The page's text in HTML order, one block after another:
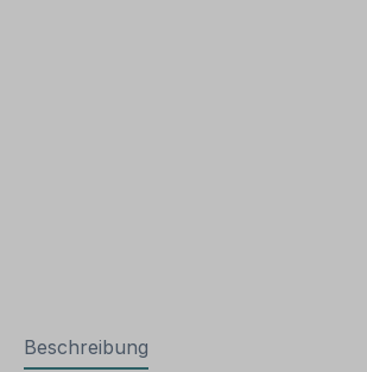
Beschreibung